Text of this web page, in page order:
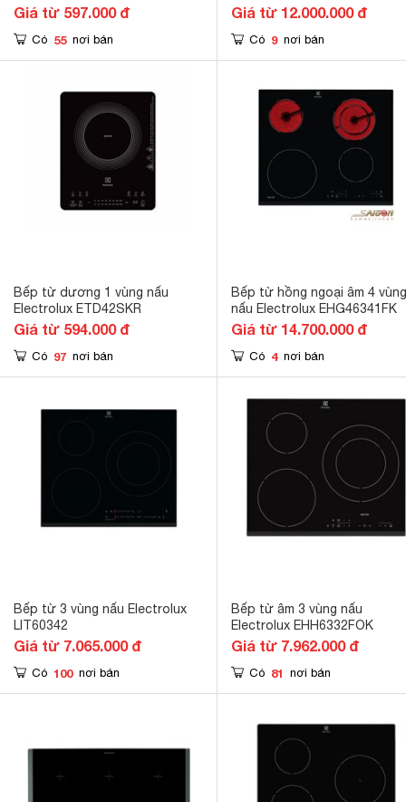
Giá từ 597.000 đ
Có 55 nơi bán
Giá từ 12.000.000 đ
Có 9 nơi bán
Bếp từ dương 1 vùng nấu
Electrolux ETD42SKR
Giá từ 594.000 đ
Có 97 nơi bán
Bếp từ hồng ngoại âm 4 vùng
nấu Electrolux EHG46341FK
Giá từ 14.700.000 đ
Có 4 nơi bán
Bếp từ 3 vùng nấu Electrolux
LIT60342
Giá từ 7.065.000 đ
Có 100 nơi bán
Bếp từ âm 3 vùng nấu
Electrolux EHH6332FOK
Giá từ 7.962.000 đ
Có 81 nơi bán